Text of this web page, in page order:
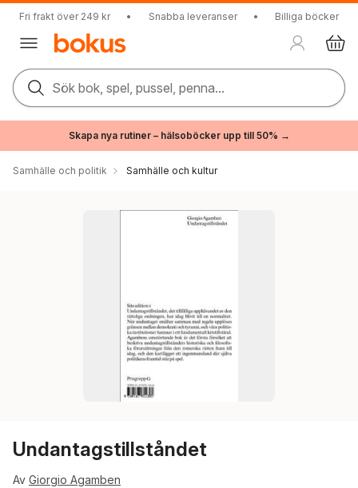
Fri frakt över 249 kr • Snabba leveranser • Billiga böcker
Sök bok, spel, pussel, penna...
Skapa nya rutiner – hälsoböcker upp till 50% →
Samhälle och politik Samhälle och kultur
Undantagstillståndet
Av Giorgio Agamben